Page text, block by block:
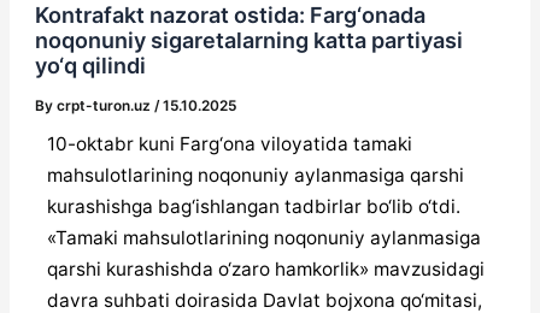
Kontrafakt nazorat ostida: Farg‘onada
noqonuniy sigaretalarning katta partiyasi
yo‘q qilindi
By crpt-turon.uz /15.10.2025
10-oktabr kuni Farg‘ona viloyatida tamaki
mahsulotlarining noqonuniy aylanmasiga qarshi
kurashishga bag‘ishlangan tadbirlar bo‘lib o‘tdi.
«Tamaki mahsulotlarining noqonuniy aylanmasiga
qarshi kurashishda o‘zaro hamkorlik» mavzusidagi
davra suhbati doirasida Davlat bojxona qo‘mitasi,